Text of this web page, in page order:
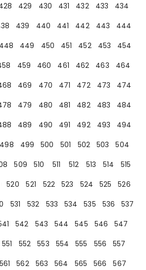
429 430 431 432 433
434
439 440 441 442 443
444
448 449 450 451 452 453
454
459 460 461 462 463
464
469 470 471 472 473
474
479 480 481 482 483
484
489 490 491 492 493
494
498 499 500 501 502 503
504
509 510 511 512 513 514
515
520 521 522 523 524 525
526
531 532 533 534 535 536
537
542 543 544 545 546
547
551 552 553 554 555 556
557
561 562 563 564 565 566
567